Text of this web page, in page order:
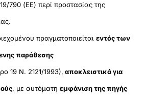
790 (ΕΕ) περί προστασίας της
πραγματοποιείταιεντός των
παράθεσης
19 Ν. 2121/1993), αποκλειστικά για
, με αυτόματηεμφάνιση της πηγής